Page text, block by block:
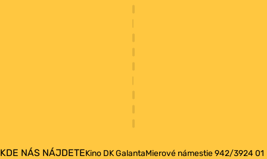
KDE NÁS NÁJDETEKino DK GalantaMierové námestie 942/3924 01